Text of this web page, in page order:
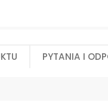
Pytania i